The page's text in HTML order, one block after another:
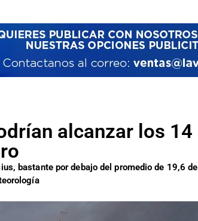
alcanzar los 14
bastante por debajo del promedio de 19,6 de